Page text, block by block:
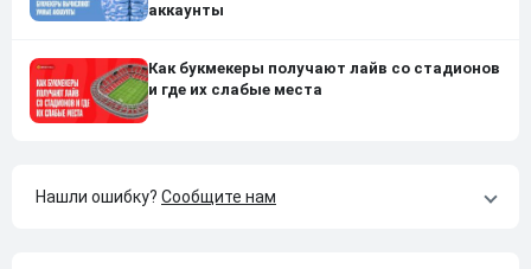
аккаунты
Как букмекеры получают лайв со стадионов
и где их слабые места
Нашли ошибку? Сообщите нам